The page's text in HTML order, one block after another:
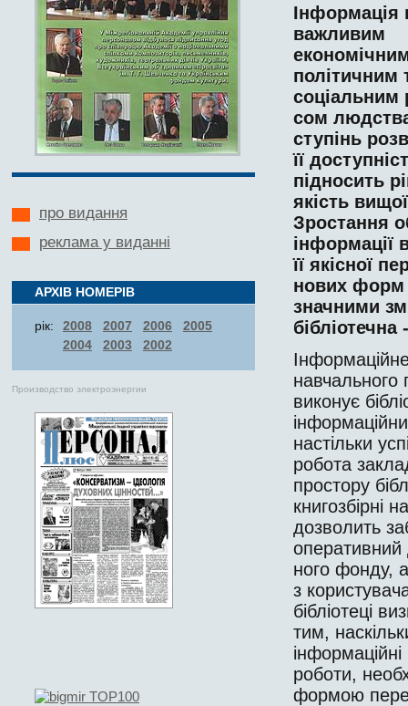
про видання
реклама у виданні
АРХІВ НОМЕРІВ
рік: 2008 2007 2006
2005
2004
2003 2002
Производство электроэнергии
Інформація
важливим
політичним
соціальним
сом
ступінь
її
підносить
якість ви­щої
Зростання
інформації
її якісної
но­вих форм
значними
бібліотечна
навчального
виконує
настільки
робота
простору
книгозбірні
дозволить
опера­тивний
ного фонду,
з
бібліотеці
тим,
роботи,
формою